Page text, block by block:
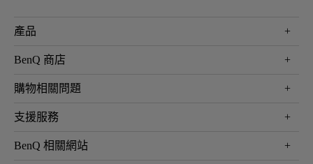
產品
大型液晶
投影機
智慧照明
專業拍物視訊鏡頭
BenQ 商店
最新產品與活動
尋找銷售據點
會員綁定LINE教學
購物相關問題
第一次購物就上手
延長保固購買
支援服務
服務公告
BenQ 相關網站